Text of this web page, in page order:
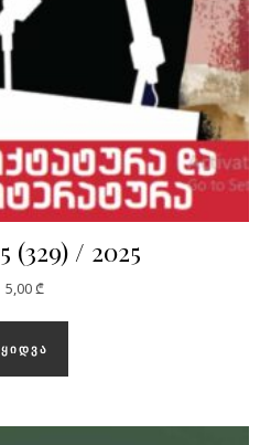
/ 2025
5,00 ₾
ᲧᲘᲓᲕᲐ